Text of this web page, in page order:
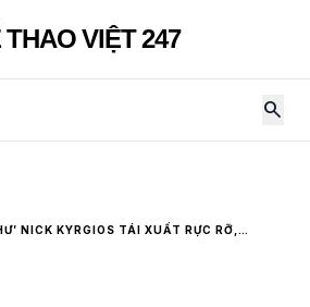
THAO VIỆT 247
search
NICK KYRGIOS TÁI XUẤT RỰC RỠ,